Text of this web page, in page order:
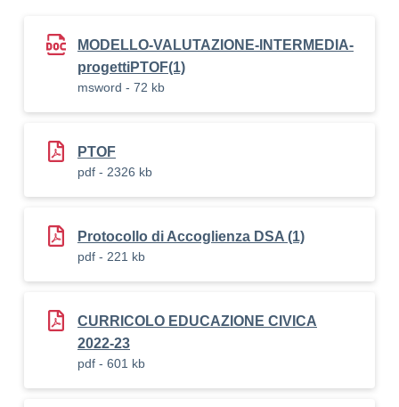
MODELLO-VALUTAZIONE-INTERMEDIA-
progettiPTOF(1)
msword - 72 kb
PTOF
pdf - 2326 kb
Protocollo di Accoglienza DSA (1)
pdf - 221 kb
CURRICOLO EDUCAZIONE CIVICA
2022-23
pdf - 601 kb